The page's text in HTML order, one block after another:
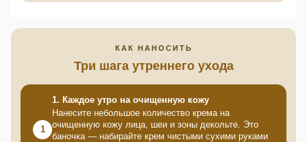
КАК НАНОСИТЬ
Три шага утреннего ухода
1
1. Каждое утро на очищенную кожу
Нанесите небольшое количество крема на
очищенную кожу лица, шеи и зоны декольте. Это
баночка — набирайте крем чистыми сухими руками